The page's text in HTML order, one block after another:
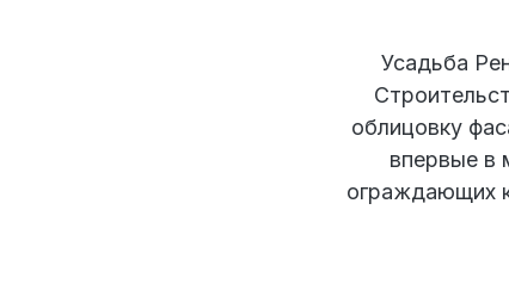
Усадьба
облицовку
впервые в
ограждающих